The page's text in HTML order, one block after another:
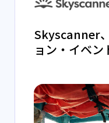
Skyscanner
ョン・イベ